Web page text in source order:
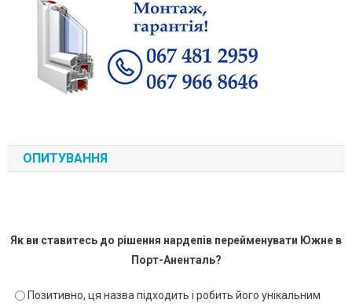
ОПИТУВАННЯ
Як ви ставитесь до рішення нардепів перейменувати Южне в
Порт-Аненталь?
Позитивно, ця назва підходить і робить його унікальним